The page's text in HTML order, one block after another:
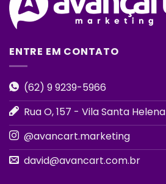
ENTRE EM CONTATO
(62) 9 9239-5966
Rua O, 157 - Vila Santa Helena
@avancart.marketing
david@avancart.com.br